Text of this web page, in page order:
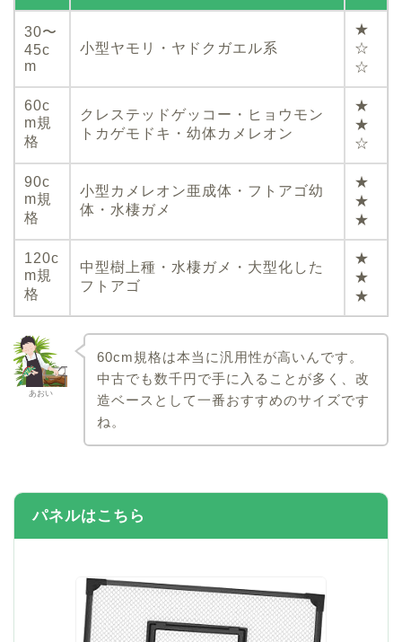
30〜
45c
m
小型ヤモリ・ヤドクガエル系
★
☆
☆
60c
m規
格
クレステッドゲッコー・ヒョウモン
トカゲモドキ・幼体カメレオン
★
★
☆
90c
m規
格
小型カメレオン亜成体・フトアゴ幼
体・水棲ガメ
★
★
★
120c
m規
格
中型樹上種・水棲ガメ・大型化した
フトアゴ
★
★
★
あおい
60cm規格は本当に汎用性が高いんです。
中古でも数千円で手に入ることが多く、改
造ベースとして一番おすすめのサイズです
ね。
パネルはこちら